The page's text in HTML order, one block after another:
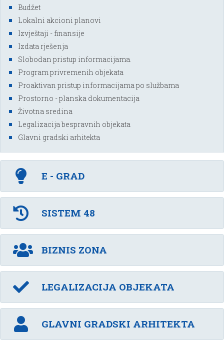
Budžet
Lokalni akcioni planovi
Izvještaji - finansije
Izdata rješenja
Slobodan pristup informacijama.
Program privremenih objekata
Proaktivan pristup informacijama po službama
Prostorno - planska dokumentacija
Životna sredina
Legalizacija bespravnih objekata
Glavni gradski arhitekta
E - GRAD
SISTEM 48
BIZNIS ZONA
LEGALIZACIJA OBJEKATA
GLAVNI GRADSKI ARHITEKTA